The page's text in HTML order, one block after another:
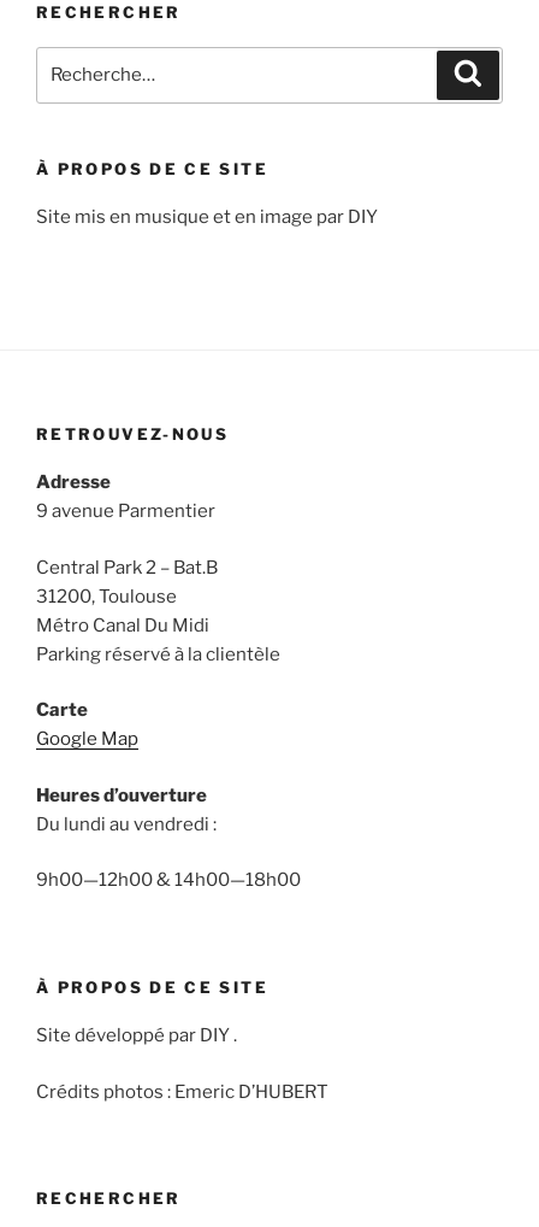
RECHERCHER
pour
À PROPOS DE CE SITE
Site mis en musique et en image par DIY
RETROUVEZ-NOUS
Adresse
9 avenue Parmentier
Central Park 2 – Bat.B
31200, Toulouse
Métro Canal Du Midi
Parking réservé à la clientèle
Carte
Google Map
Heures d’ouverture
Du lundi au vendredi :
9h00—12h00 & 14h00—18h00
À PROPOS DE CE SITE
Site développé par DIY .
Crédits photos : Emeric D’HUBERT
RECHERCHER